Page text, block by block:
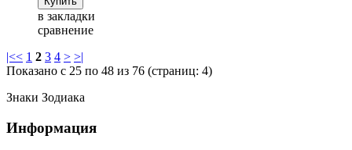
в закладки
сравнение
|<< 1 2 3 4 > >|
Показано с 25 по 48 из 76 (страниц: 4)
Знаки Зодиака
Информация